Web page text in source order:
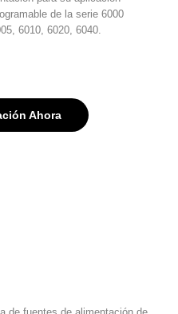
de la serie 6000
6010, 6020, 6040.
Ahora